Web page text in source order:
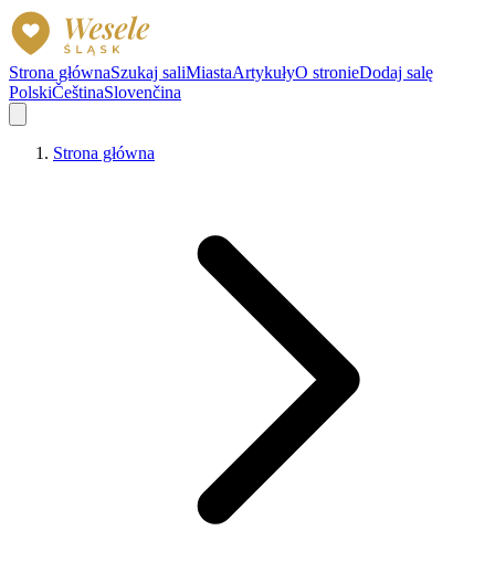
Strona głównaSzukaj saliMiastaArtykułyO stronieDodaj salę
PolskiČeštinaSlovenčina
Strona główna